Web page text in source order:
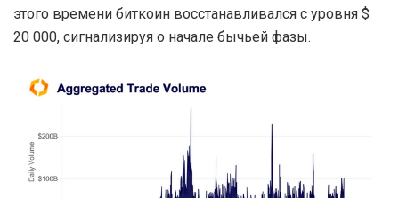
этого времени биткоин восстанавливался с уровня $
20 000, сигнализируя о начале бычьей фазы.